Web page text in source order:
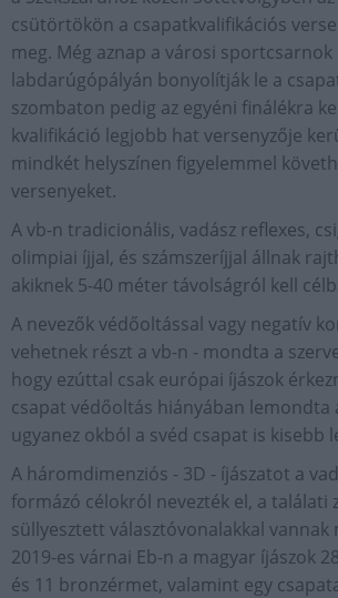
csütörtökön a csapatkvalifikációs
meg. Még aznap a városi
labdarúgópályán bonyolítják le a
szombaton pedig az egyéni finálékra
kvalifikáció legjobb hat versenyzője
mindkét helyszínen figyelemmel
versenyeket.
A vb-n tradicionális, vadász reflexes,
olimpiai íjjal, és számszeríjjal állnak
akiknek 5-40 méter távolságról kell
A nevezők védőoltással vagy negatív
vehetnek részt a vb-n - mondta a
hogy ezúttal csak európai íjászok
csapat védőoltás hiányában lemondta
ugyanez okból a svéd csapat is
A háromdimenziós - 3D - íjászatot a
formázó célokról nevezték el, a találati
süllyesztett választóvonalakkal vannak
2019-es várnai Eb-n a magyar íjászok
és 11 bronzérmet, valamint egy